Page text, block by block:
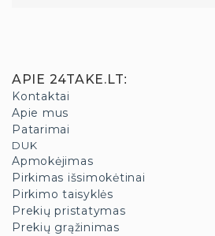
APIE 24TAKE.LT:
Kontaktai
Apie mus
Patarimai
DUK
Apmokėjimas
Pirkimas išsimokėtinai
Pirkimo taisyklės
Prekių pristatymas
Prekių grąžinimas